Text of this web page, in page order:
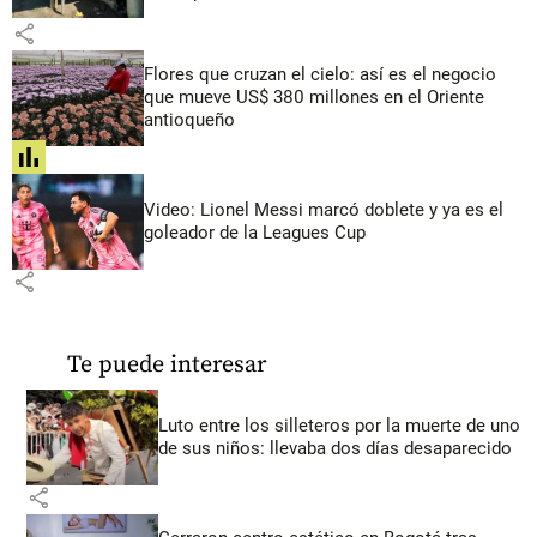
share
Flores que cruzan el cielo: así es el negocio
que mueve US$ 380 millones en el Oriente
antioqueño
share
Video: Lionel Messi marcó doblete y ya es el
goleador de la Leagues Cup
share
Te puede interesar
Luto entre los silleteros por la muerte de uno
de sus niños: llevaba dos días desaparecido
share